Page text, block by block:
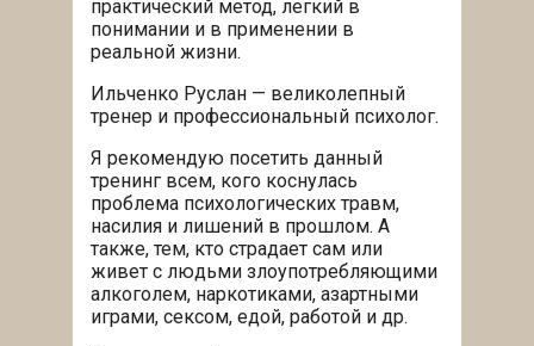
практический метод, легкий в
понимании и в применении в
реальной жизни.
Ильченко Руслан — великолепный
тренер и профессиональный психолог.
Я рекомендую посетить данный
тренинг всем, кого коснулась
проблема психологических травм,
насилия и лишений в прошлом. А
также, тем, кто страдает сам или
живет с людьми злоупотребляющими
алкоголем, наркотиками, азартными
играми, сексом, едой, работой и др.